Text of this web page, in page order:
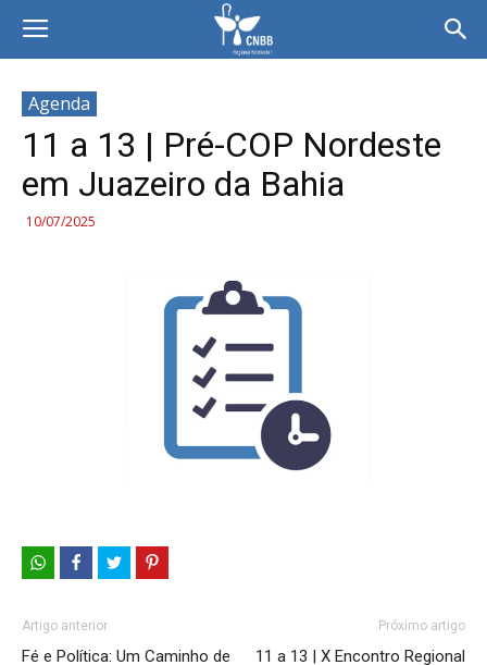
Agenda
11 a 13 | Pré-COP Nordeste
em Juazeiro da Bahia
10/07/2025
Artigo anterior
Fé e Política: Um Caminho de
Próximo artigo
11 a 13 | X Encontro Regional